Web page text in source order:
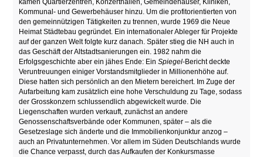
kamen Quartierzentren, Konzerthallen, Gemeindehäuser, Kliniken,
Kommunal- und Gewerbehäuser hinzu. Um die profitorientierten von
den gemeinnützigen Tätigkeiten zu trennen, wurde 1969 die Neue
Heimat Städtebau gegründet. Ein internationaler Ableger für Projekte
auf der ganzen Welt folgte kurz danach. Später stieg die NH auch in
das Geschäft der Altstadtsanierungen ein. 1982 nahm die
Erfolgsgeschichte aber ein jähes Ende: EinSpiegel-Bericht deckte
Veruntreuungen einiger Vorstandsmitglieder in Millionenhöhe auf.
Diese hatten sich persönlich an den Mietern bereichert. Im Zuge der
Aufarbeitung kam zusätzlich eine hohe Verschuldung zu Tage, sodass
der Grosskonzern schlussendlich abgewickelt wurde. Die
Liegenschaften wurden verkauft, zunächst an andere
Genossenschaftsverbände oder Kommunen, später – als die
Gesetzeslage sich änderte und die Immobilienkonjunktur anzog –
auch an Privatunternehmen. Vor allem im Süden Deutschlands wurde
die Chance verpasst, durch das Aufkaufen der Konkursmasse